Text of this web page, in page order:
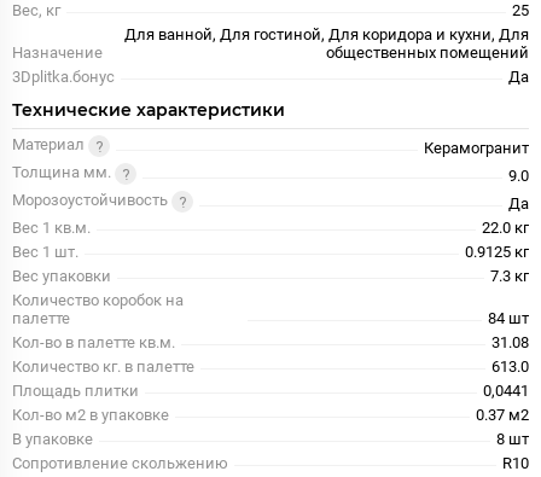
Вес, кг
25
Назначение
Для ванной, Для гостиной, Для коридора и кухни, Для
общественных помещений
3Dplitka.бонус
Да
Технические характеристики
Материал
Керамогранит
Толщина мм.
9.0
Морозоустойчивость
Да
Вес 1 кв.м.
22.0 кг
Вес 1 шт.
0.9125 кг
Вес упаковки
7.3 кг
Количество коробок на
палетте
84 шт
Кол-во в палетте кв.м.
31.08
Количество кг. в палетте
613.0
Площадь плитки
0,0441
Кол-во м2 в упаковке
0.37 м2
В упаковке
8 шт
Сопротивление скольжению
R10